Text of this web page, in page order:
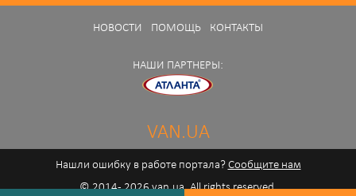
НОВОСТИ ПОМОЩЬ КОНТАКТЫ
НАШИ ПАРТНЕРЫ:
VAN.UA
Нашли ошибку в работе портала? Сообщите нам
© 2014 - 2026 van.ua. All rights reserved.